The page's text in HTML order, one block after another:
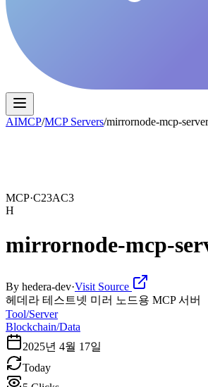
AIMCP/MCP Servers/mirrornode-mcp-server
MCP·C23AC3
H
mirrornode-mcp-
By hedera-dev·Visit Source
헤데라 테스트넷 미러 노드용 MCP 서버
Tool/Server
Blockchain/Data
2025년 4월 17일
Today